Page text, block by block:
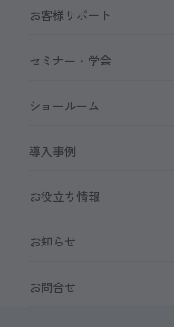
お客様サポート
セミナー・学会
ショールーム
導入事例
お役立ち情報
お知らせ
お問合せ